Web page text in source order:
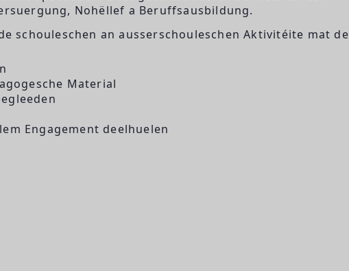
Nohëllef a Beruffsausbildung.
schouleschen an ausserschouleschen Aktivitéite mat de
Material
Engagement deelhuelen